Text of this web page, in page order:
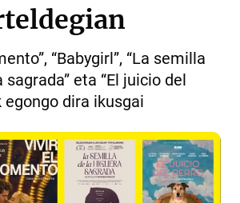
“Babygirl”, “La semilla
eta “El juicio del
egongo dira ikusgai